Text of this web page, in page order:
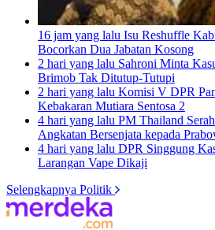
16 jam yang lalu Isu Reshuffle
Bocorkan Dua Jabatan Kosong
2 hari yang lalu Sahroni Minta
Brimob Tak Ditutup-Tutupi
2 hari yang lalu Komisi V DPR
Kebakaran Mutiara Sentosa 2
4 hari yang lalu PM Thailand
Angkatan Bersenjata kepada
4 hari yang lalu DPR Singgung
Larangan Vape Dikaji
Selengkapnya Politik